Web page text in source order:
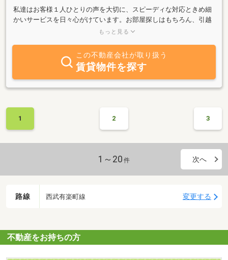
私達はお客様１人ひとりの声を大切に、スピーディな対応ときめ細
かいサービスを日々心がけています。お部屋探しはもちろん、引越
に必要な手続きを一括取次できるサービス「Sumaiコンシェル」の
伝いが出来るようスタッフ一同、精一杯お部屋探しのお手伝いをさ
せて頂きます。 是非、不動産の事ならスターツピタットハウスにご
相談下さい。皆様のご来店心よりお待ちしております。
もっと見る
この不動産会社が取り扱う
賃貸物件を探す
1 2 3
1～20 件 次へ
路線 西武有楽町線 変更する
不動産をお持ちの方